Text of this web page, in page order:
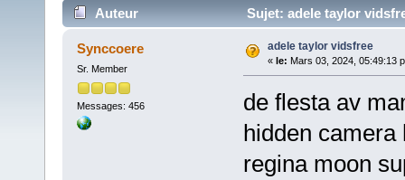
Auteur Sujet: adele taylor
Synccoere
Sr. Member
Messages: 456
adele taylor vidsfree
« le: Mars 03, 2024, 05:49:13
de flesta av
hidden camera
regina moon